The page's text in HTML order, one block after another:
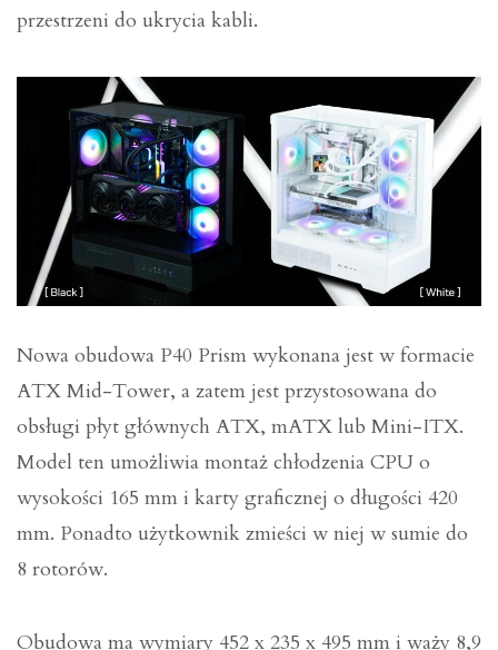
przestrzeni do ukrycia kabli.
Nowa obudowa P40 Prism wykonana jest w formacie
ATX Mid-Tower, a zatem jest przystosowana do
obsługi płyt głównych ATX, mATX lub Mini-ITX.
Model ten umożliwia montaż chłodzenia CPU o
wysokości 165 mm i karty graficznej o długości 420
mm. Ponadto użytkownik zmieści w niej w sumie do
8 rotorów.
Obudowa ma wymiary 452 x 235 x 495 mm i waży 8,9